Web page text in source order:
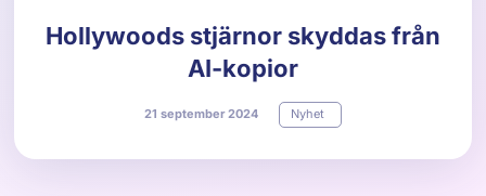
Hollywoods stjärnor skyddas från
AI-kopior
21 september 2024 Nyhet